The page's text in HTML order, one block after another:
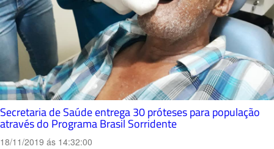
Secretaria de Saúde entrega 30 próteses para população
através do Programa Brasil Sorridente
18/11/2019 ás 14:32:00